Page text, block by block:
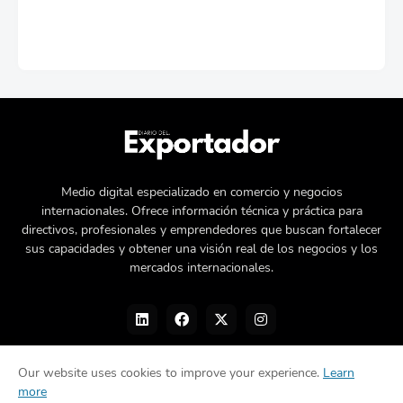
Medio digital especializado en comercio y negocios
internacionales. Ofrece información técnica y práctica para
directivos, profesionales y emprendedores que buscan fortalecer
sus capacidades y obtener una visión real de los negocios y los
mercados internacionales.
Our website uses cookies to improve your experience. Learn
more